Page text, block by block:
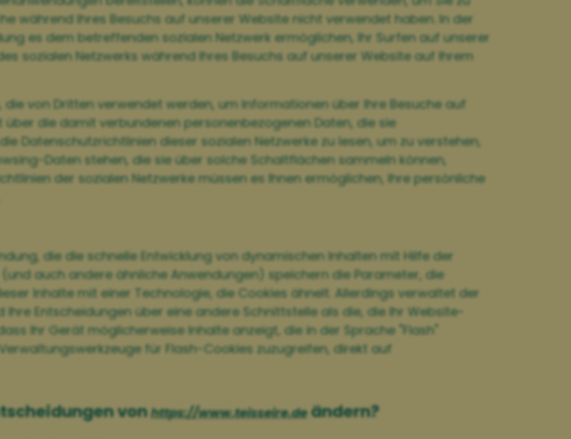
während Ihres Besuchs auf unserer Website nicht verwendet haben. In der
es dem betreffenden sozialen Netzwerk ermöglichen, Ihr Surfen auf unserer
sozialen Netzwerks während Ihres Besuchs auf unserer Website auf Ihrem
von Dritten verwendet werden, um Informationen über Ihre Besuche auf
die damit verbundenen personenbezogenen Daten, die sie
Datenschutzrichtlinien dieser sozialen Netzwerke zu lesen, um zu verstehen,
Daten stehen, die sie über solche Schaltflächen sammeln können,
der sozialen Netzwerke müssen es Ihnen ermöglichen, Ihre persönliche
die die schnelle Entwicklung von dynamischen Inhalten mit Hilfe der
auch andere ähnliche Anwendungen) speichern die Parameter, die
Inhalte mit einer Technologie, die Cookies ähnelt. Allerdings verwaltet der
Entscheidungen über eine andere Schnittstelle als die, die Ihr Website-
Ihr Gerät möglicherweise Inhalte anzeigt, die in der Sprache "Flash"
für Flash-Cookies zuzugreifen, direkt auf
vonhttps://www.teisseire.deändern?